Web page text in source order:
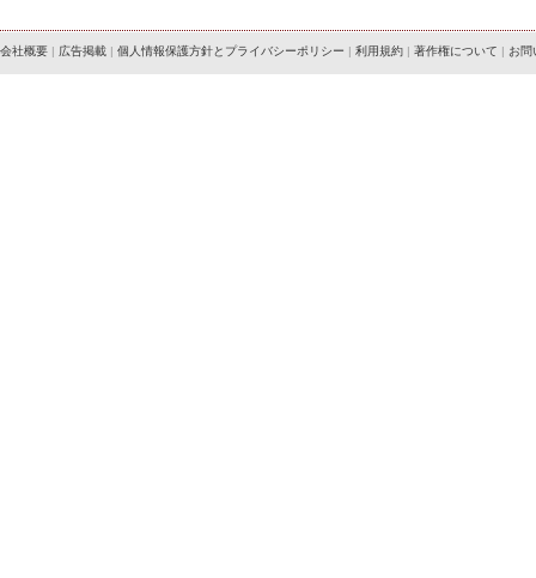
会社概要 | 広告掲載 | 個人情報保護方針とプライバシーポリシー | 利用規約 | 著作権について | お問